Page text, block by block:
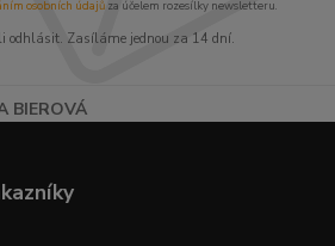
osobních údajůza účelem rozesílky newsletteru.
odhlásit. Zasíláme jednou za 14 dní.
BIEROVÁ